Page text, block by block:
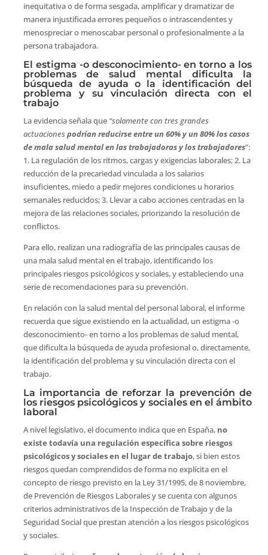
inequitativa o de forma sesgada, amplificar y dramatizar de
manera injustificada errores pequeños o intrascendentes y
menospreciar o menoscabar personal o profesionalmente a la
persona trabajadora.
El estigma -o desconocimiento- en torno a los
problemas de salud mental dificulta la
búsqueda de ayuda o la identificación del
problema y su vinculación directa con el
trabajo
La evidencia señala que “solamente con tres grandes
actuacionespodrían reducirse entre un 60% y un 80% los casos
de mala salud mental en las trabajadoras y los trabajadores”:
1. La regulación de los ritmos, cargas y exigencias laborales; 2. La
reducción de la precariedad vinculada a los salarios
insuficientes, miedo a pedir mejores condiciones u horarios
semanales reducidos; 3. Llevar a cabo acciones centradas en la
mejora de las relaciones sociales, priorizando la resolución de
conflictos.
Para ello, realizan una radiografía de las principales causas de
una mala salud mental en el trabajo, identificando los
principales riesgos psicológicos y sociales, y estableciendo una
serie de recomendaciones para su prevención.
En relación con la salud mental del personal laboral, el informe
recuerda que sigue existiendo en la actualidad, un estigma -o
desconocimiento- en torno a los problemas de salud mental,
que dificulta la búsqueda de ayuda profesional o, directamente,
la identificación del problema y su vinculación directa con el
trabajo.
La importancia de reforzar la prevención de
los riesgos psicológicos y sociales en el ámbito
laboral
A nivel legislativo, el documento indica que en España, no
existe todavía una regulación específica sobre riesgos
psicológicos y sociales en el lugar de trabajo, si bien estos
riesgos quedan comprendidos de forma no explícita en el
concepto de riesgo previsto en la Ley 31/1995, de 8 noviembre,
de Prevención de Riesgos Laborales y se cuenta con algunos
criterios administrativos de la Inspección de Trabajo y de la
Seguridad Social que prestan atención a los riesgos psicológicos
y sociales.